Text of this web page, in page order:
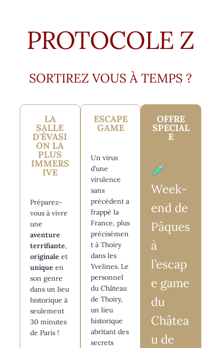
PROTOCOLE Z
SORTIREZ VOUS À TEMPS ?
LA
SALLE
D'ÉVASI
ON LA
PLUS
IMMERS
IVE
Préparez-
vous à vivre
une
aventure
terrifiante,
originale et
unique en
son genre
dans un lieu
historique à
seulement
30 minutes
de Paris !
ESCAPE
GAME
Un virus
d’une
virulence
sans
précédent a
frappé la
France, plus
précisémen
t à Thoiry
dans les
Yvelines. Le
personnel
du Château
de Thoiry,
un lieu
historique
abritant des
secrets
OFFRE
SPECIAL
E
Week-
end de
Pâques
à
l’escap
e game
du
Châtea
u de